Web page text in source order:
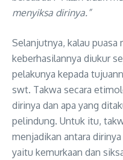
menyiksa dirinya.”
Selanjutnya, kalau puasa
keberhasilannya diukur
pelakunya kepada
swt. Takwa secara
dirinya dan apa yang
pelindung. Untuk itu,
menjadikan antara
yaitu kemurkaan dan